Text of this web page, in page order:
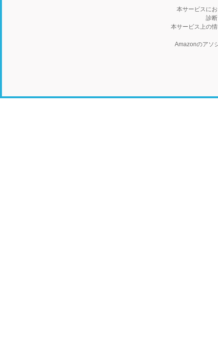
本サービスに
診
本サービス上の
Amazonのアソ